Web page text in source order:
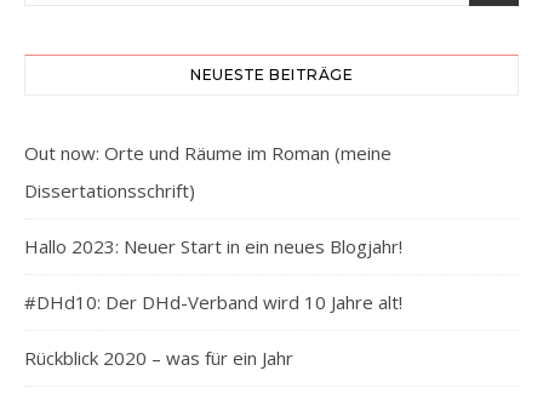
NEUESTE BEITRÄGE
Out now: Orte und Räume im Roman (meine
Dissertationsschrift)
Hallo 2023: Neuer Start in ein neues Blogjahr!
#DHd10: Der DHd-Verband wird 10 Jahre alt!
Rückblick 2020 – was für ein Jahr